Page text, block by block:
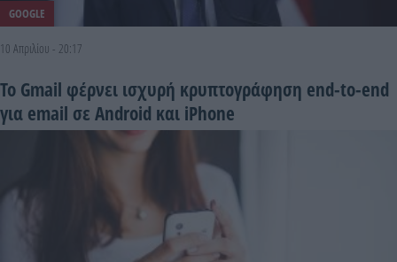
GOOGLE
10 Απριλίου - 20:17
Το Gmail φέρνει ισχυρή κρυπτογράφηση end-to-end
για email σε Android και iPhone